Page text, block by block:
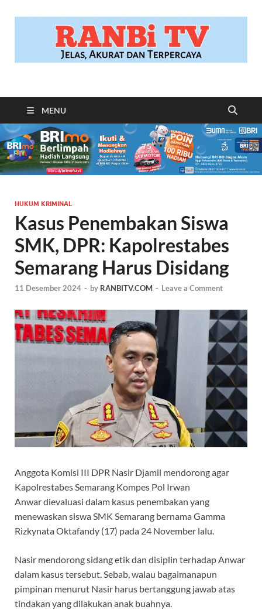
RANBITV.COM
MENU
HUKUM KRIMINAL
Kasus Penembakan Siswa
SMK, DPR: Kapolrestabes
Semarang Harus Disidang
11 Desember 2024 - by RANBITV.COM - Leave a Comment
Anggota Komisi III DPR Nasir Djamil mendorong agar
Kapolrestabes Semarang Kompes Pol Irwan
Anwar dievaluasi dalam kasus penembakan yang
menewaskan siswa SMK Semarang bernama Gamma
Rizkynata Oktafandy (17) pada 24 November lalu.
Nasir mendorong sidang etik dan disiplin terhadap Anwar
dalam kasus tersebut. Sebab, walau bagaimanapun
pimpinan menurut Nasir harus bertanggung jawab atas
tindakan yang dilakukan anak buahnya.